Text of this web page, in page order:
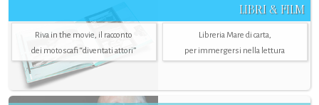
LIBRI & FILM
Riva in the movie, il racconto
dei motoscafi “diventati attori”
Libreria Mare di carta,
per immergersi nella lettura